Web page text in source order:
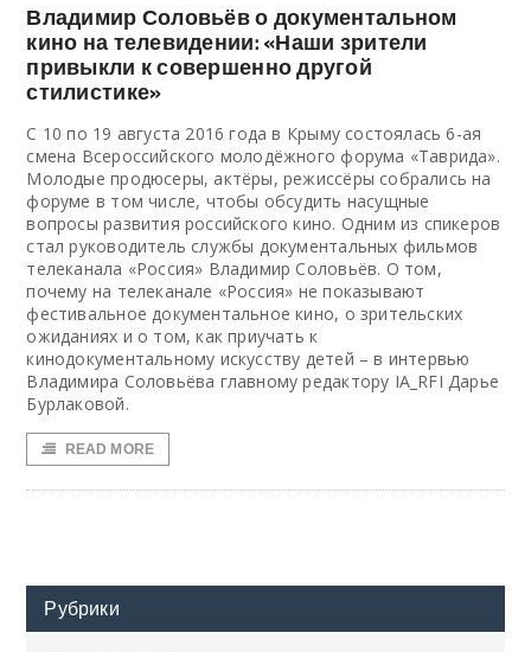
Владимир Соловьёв о документальном
кино на телевидении: «Наши зрители
привыкли к совершенно другой
стилистике»
С 10 по 19 августа 2016 года в Крыму состоялась 6-ая
смена Всероссийского молодёжного форума «Таврида».
Молодые продюсеры, актёры, режиссёры собрались на
форуме в том числе, чтобы обсудить насущные
вопросы развития российского кино. Одним из спикеров
стал руководитель службы документальных фильмов
телеканала «Россия» Владимир Соловьёв. О том,
почему на телеканале «Россия» не показывают
фестивальное документальное кино, о зрительских
ожиданиях и о том, как приучать к
кинодокументальному искусству детей – в интервью
Владимира Соловьёва главному редактору IA_RFI Дарье
Бурлаковой.
READ MORE
Рубрики